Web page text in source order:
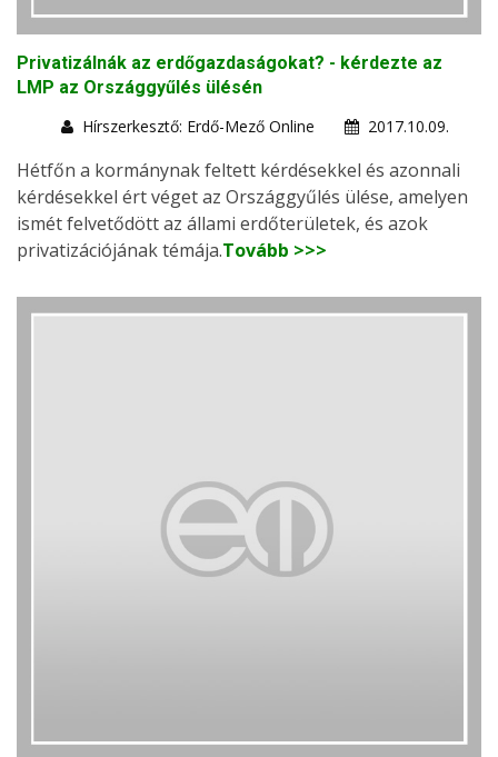
Privatizálnák az erdőgazdaságokat? - kérdezte az
LMP az Országgyűlés ülésén
Hírszerkesztő: Erdő-Mező Online
2017.10.09.
Hétfőn a kormánynak feltett kérdésekkel és azonnali
kérdésekkel ért véget az Országgyűlés ülése, amelyen
ismét felvetődött az állami erdőterületek, és azok
privatizációjának témája.Tovább >>>